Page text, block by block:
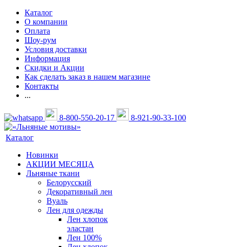
Каталог
О компании
Оплата
Шоу-рум
Условия доставки
Информация
Скидки и Акции
Как сделать заказ в нашем магазине
Контакты
...
8-800-550-20-17 8-921-90-33-100
Каталог
Новинки
АКЦИИ МЕСЯЦА
Льняные ткани
Белорусский
Декоративный лен
Вуаль
Лен для одежды
Лен хлопок
эластан
Лен 100%